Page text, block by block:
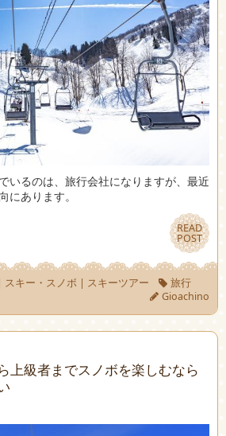
いるのは、旅行会社になりますが、最近
にあります。
READ
POST
READ
POST
スキー・スノボ | スキーツアー
旅行
Gioachino
上級者までスノボを楽しむなら